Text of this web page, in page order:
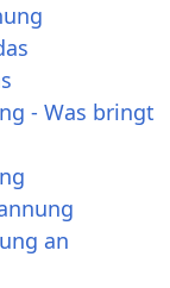
- Was bringt
an